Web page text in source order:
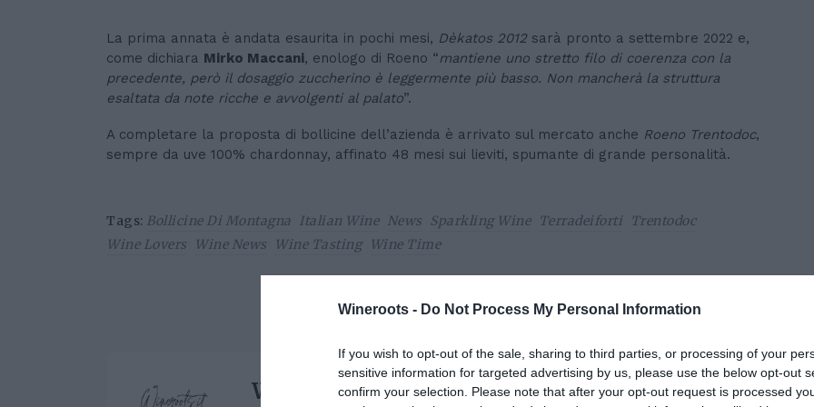
Wineroots - Do Not Process My Personal Information
If you wish to opt-out of the sale, sharing to third parties, or processing of your
sensitive information for targeted advertising by us, please use the below opt-out
confirm your selection. Please note that after your opt-out request is processed
La prima annata è andata esaurita in pochi mesi, Dèkatos 2012 sarà pronto a settembre 2022 e,
come dichiara Mirko Maccani, enologo di Roeno “mantiene uno stretto filo di coerenza con la
precedente, però ildosaggio zuccherino è leggermente più basso. Non mancherà la struttura
esaltata da note ricche e avvolgenti al palato”.
A completare la proposta di bollicine dell’azienda è arrivato sul mercato anche Roeno Trentodoc,
sempre da uve 100% chardonnay, affinato 48 mesi sui lieviti, spumante di grande personalità.
Tags: Bollicine Di Montagna Italian Wine News Sparkling Wine Terradeiforti
Trentodoc
Wine Lovers
Wine News Wine Tasting Wine Time
Wine Roots